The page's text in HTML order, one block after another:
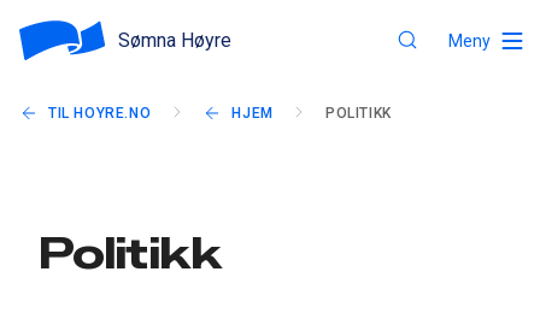
Sømna Høyre Meny
TIL HOYRE.NO HJEM POLITIKK
Politikk